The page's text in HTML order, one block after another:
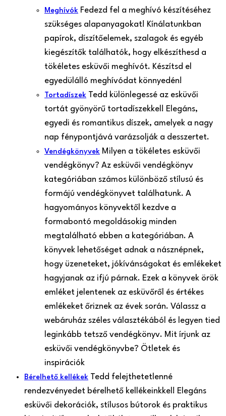
Meghívók Fedezd fel a meghívó készítéséhez
szükséges alapanyagokat! Kínálatunkban
papírok, díszítőelemek, szalagok és egyéb
kiegészítők találhatók, hogy elkészíthesd a
tökéletes esküvői meghívót. Készítsd el
egyedülálló meghívódat könnyedén!
Tortadíszek Tedd különlegessé az esküvői
tortát gyönyörű tortadíszekkel! Elegáns,
egyedi és romantikus díszek, amelyek a nagy
nap fénypontjává varázsolják a desszertet.
Vendégkönyvek Milyen a tökéletes esküvői
vendégkönyv? Az esküvői vendégkönyv
kategóriában számos különböző stílusú és
formájú vendégkönyvet találhatunk. A
hagyományos könyvektől kezdve a
formabontó megoldásokig minden
megtalálható ebben a kategóriában. A
könyvek lehetőséget adnak a násznépnek,
hogy üzeneteket, jókívánságokat és emlékeket
hagyjanak az ifjú párnak. Ezek a könyvek örök
emléket jelentenek az esküvőről és értékes
emlékeket őriznek az évek során. Válassz a
webáruház széles választékából és legyen tied
leginkább tetsző vendégkönyv. Mit írjunk az
esküvői vendégkönyvbe? Ötletek és
inspirációk
Bérelhető kellékek Tedd felejthetetlenné
rendezvényedet bérelhető kellékeinkkel! Elegáns
esküvői dekorációk, stílusos bútorok és praktikus